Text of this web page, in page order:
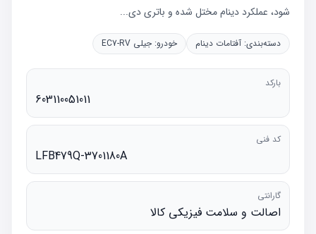
شود، عملکرد دینام مختل شده و باتری دی...
دسته‌بندی: آفتامات دینام خودرو: جیلی EC7-RV
بارکد
603110051011
کد فنی
LFB479Q-3701180A
گارانتی
اصالت و سلامت فیزیکی کالا